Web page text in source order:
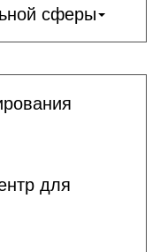
сферы
для